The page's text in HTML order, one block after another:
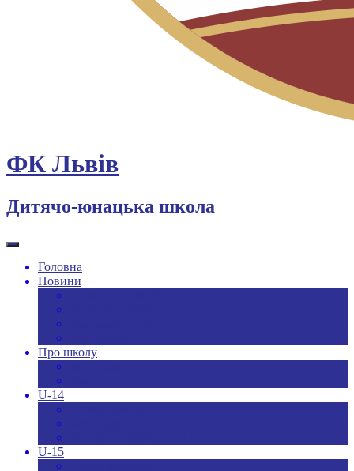
ФК Львів
Дитячо-юнацька школа
Головна
Новини
Про школу
U-14
U-15